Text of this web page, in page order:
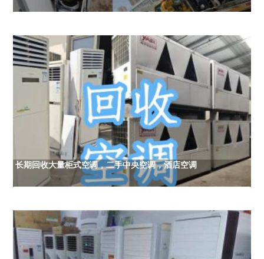
长期回收大量柜式空调，二手中央空调，酒店空调